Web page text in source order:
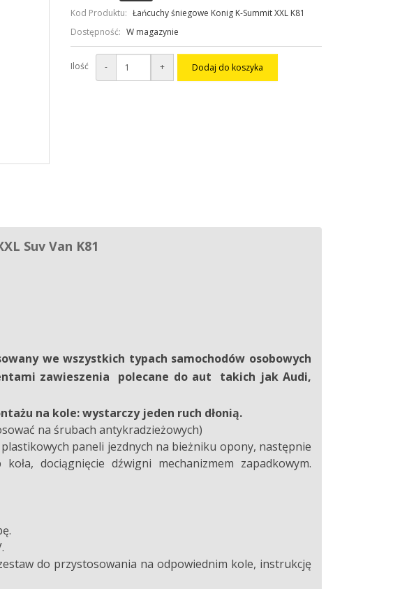
Kod Produktu: Łańcuchy śniegowe Konig K-Summit XXL K81
Dostępność: W magazynie
Ilość - + Dodaj do koszyka
Suv Van K81
we wszystkich typach samochodów osobowych
zawieszenia polecane do aut takich jak Audi,
na kole: wystarczy jeden ruch dłonią.
na śrubach antykradzieżowych)
paneli jezdnych na bieżniku opony, następnie
dociągnięcie dźwigni mechanizmem zapadkowym.
do przystosowania na odpowiednim kole, instrukcję